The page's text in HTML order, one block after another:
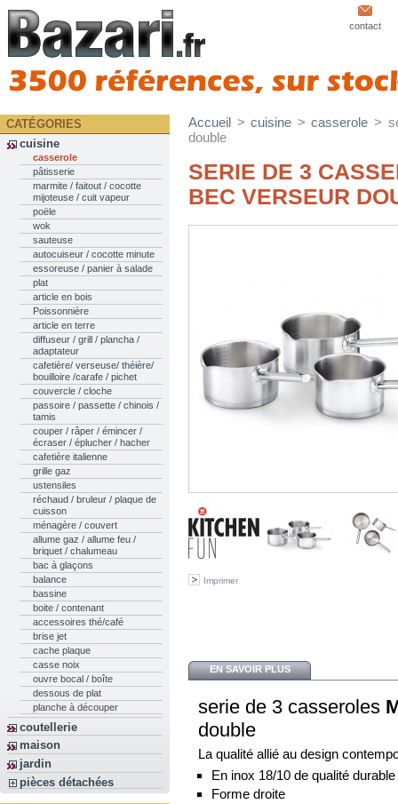
contact
CATÉGORIES
cuisine
casserole
pâtisserie
marmite / faitout / cocotte
mijoteuse / cuit vapeur
poële
wok
sauteuse
autocuiseur / cocotte minute
essoreuse / panier à salade
plat
article en bois
Poissonnière
article en terre
diffuseur / grill / plancha /
adaptateur
cafetière/ verseuse/ théière/
bouilloire /carafe / pichet
couvercle / cloche
passoire / passette / chinois /
tamis
couper / râper / émincer /
écraser / éplucher / hacher
cafetière italienne
grille gaz
ustensiles
réchaud / bruleur / plaque de
cuisson
ménagère / couvert
allume gaz / allume feu /
briquet / chalumeau
bac à glaçons
balance
bassine
boite / contenant
accessoires thé/café
brise jet
cache plaque
casse noix
ouvre bocal / boîte
dessous de plat
planche à découper
coutellerie
maison
jardin
pièces détachées
Accueil > cuisine > casserole >
double
SERIE DE 3
BEC VERSEUR
Imprimer
EN SAVOIR PLUS
serie de 3 casseroles
double
La qualité allié au design
En inox 18/10 de qualité durable
Forme droite